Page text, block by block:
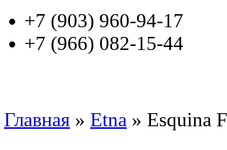
+7 (903) 960-94-17
+7 (966) 082-15-44
Главная » Etna » Esquina